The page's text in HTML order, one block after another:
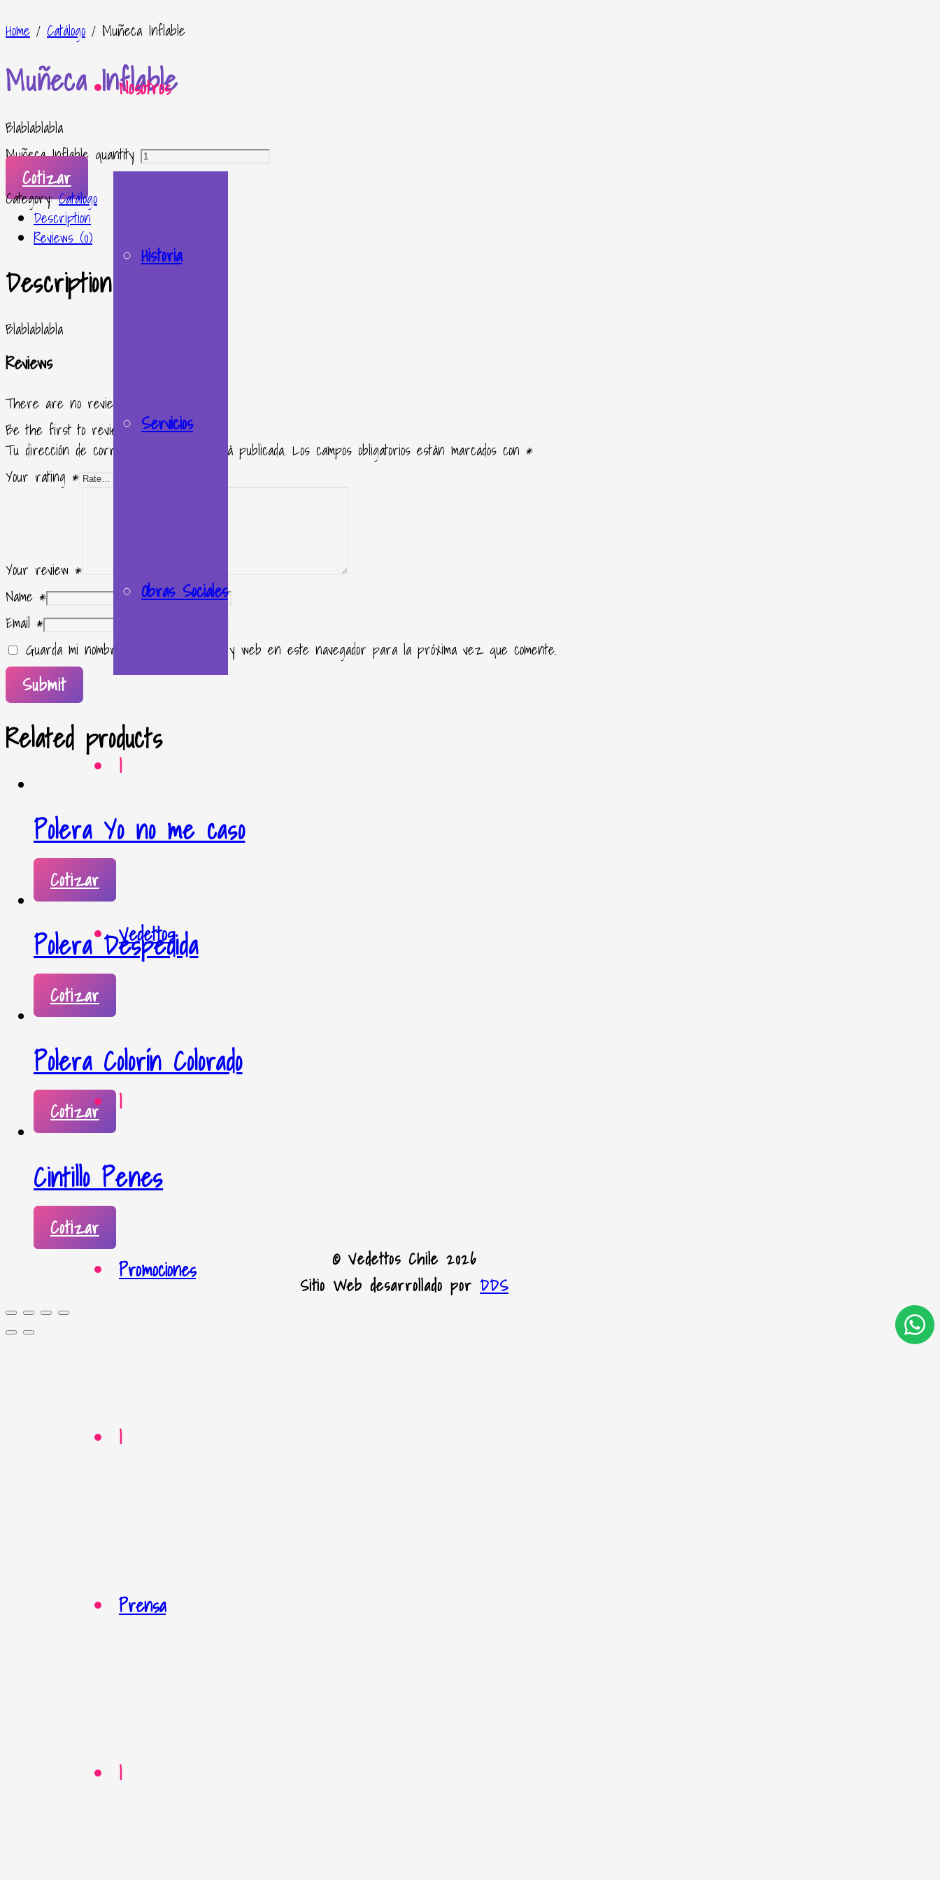
Nosotros
Historia
Servicios
Obras Sociales
|
Vedettos
|
Promociones
|
Prensa
|
Home / Catálogo / Muñeca Inflable
Muñeca Inflable
Blablablabla
Muñeca Inflable quantity
Cotizar
Category:Catálogo
Description
Reviews (0)
Description
Blablablabla
Reviews
There are no reviews yet.
Be the first to review “Muñeca Inflable”
Tu dirección de correo electrónico no será publicada. Los campos obligatorios están marcados con *
Your rating *
Your review *
Name *
Email *
Guarda mi nombre, correo electrónico y web en este navegador para la próxima vez que comente.
Related products
Polera Yo no me caso
Cotizar
Polera Despedida
Cotizar
Polera Colorín Colorado
Cotizar
Cintillo Penes
Cotizar
© Vedettos Chile 2026
Sitio Web desarrollado por DDS